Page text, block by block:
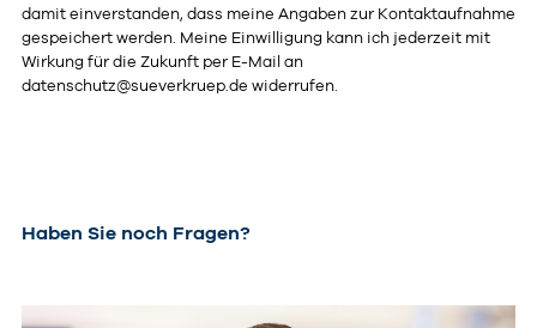
damit einverstanden, dass meine Angaben zur Kontaktaufnahme
gespeichert werden. Meine Einwilligung kann ich jederzeit mit
Wirkung für die Zukunft per E-Mail an
datenschutz@sueverkruep.de widerrufen.
Haben Sie noch Fragen?